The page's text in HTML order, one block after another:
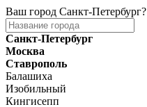
Ваш город Санкт-Петербург?
Санкт-Петербург
Москва
Ставрополь
Балашиха
Изобильный
Кингисепп